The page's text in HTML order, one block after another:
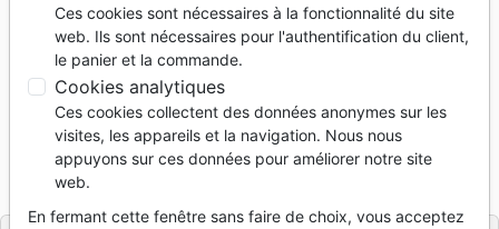
Accueil Livres
Edification
DONS ET OFFRANDES
DONS ET OFFRANDES
Jean-Marie Ribay
RéférencePHI1234 EAN9872911112346
Editeur PHILADELPHIE
Ces cookies sont nécessaires à la fonctionnalité du site
web. Ils sont nécessaires pour l'authentification du client,
le panier et la commande.
Cookies analytiques
Ces cookies collectent des données anonymes sur les
visites, les appareils et la navigation. Nous nous
appuyons sur ces données pour améliorer notre site
web.
En fermant cette fenêtre sans faire de choix, vous acceptez